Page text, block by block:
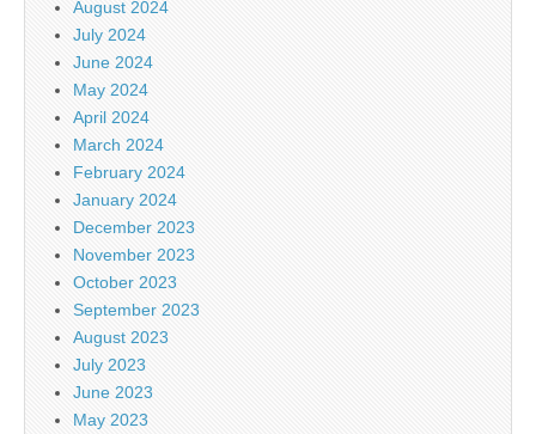
August 2024
July 2024
June 2024
May 2024
April 2024
March 2024
February 2024
January 2024
December 2023
November 2023
October 2023
September 2023
August 2023
July 2023
June 2023
May 2023